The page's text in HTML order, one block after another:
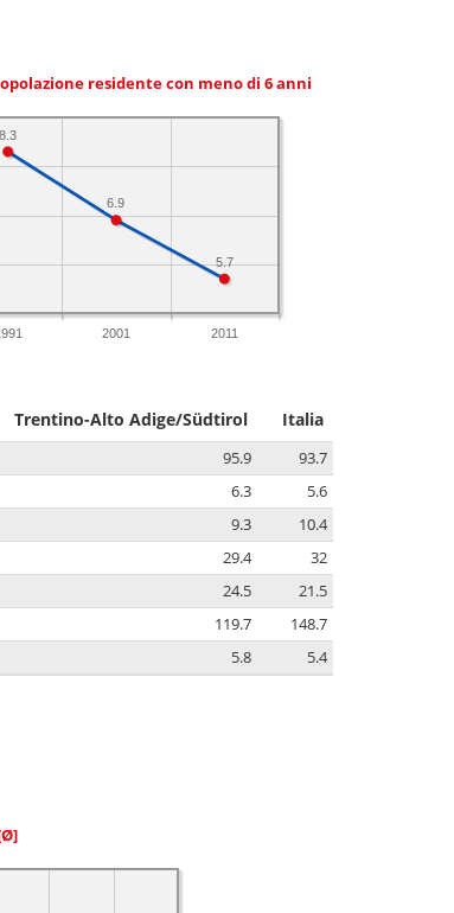
residente con meno di 6 anni
2001 2011
5.7
6.9
8.3
Trentino-Alto Adige/Südtirol Italia
95.9
93.7
6.3
5.6
9.3
10.4
29.4
32
24.5
21.5
119.7
148.7
5.8 5.4